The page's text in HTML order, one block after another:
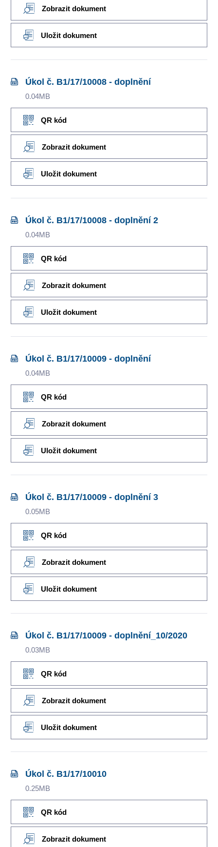
Zobrazit dokument
Uložit dokument
Úkol č. B1/17/10008 - doplnění
0.04MB
QR kód
Zobrazit dokument
Uložit dokument
Úkol č. B1/17/10008 - doplnění 2
0.04MB
QR kód
Zobrazit dokument
Uložit dokument
Úkol č. B1/17/10009 - doplnění
0.04MB
QR kód
Zobrazit dokument
Uložit dokument
Úkol č. B1/17/10009 - doplnění 3
0.05MB
QR kód
Zobrazit dokument
Uložit dokument
Úkol č. B1/17/10009 - doplnění_10/2020
0.03MB
QR kód
Zobrazit dokument
Uložit dokument
Úkol č. B1/17/10010
0.25MB
QR kód
Zobrazit dokument